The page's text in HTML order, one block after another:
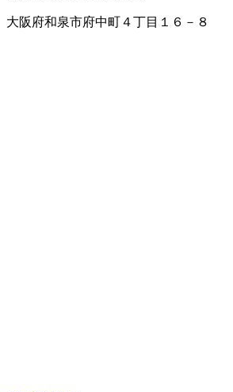
大阪府和泉市府中町４丁目１６－８